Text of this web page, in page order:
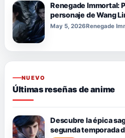
Renegade Immortal:
personaje de Wang
May 5, 2026Renegade
NUEVO
Últimas reseñas de anime
Descubre la épica
segunda temporada